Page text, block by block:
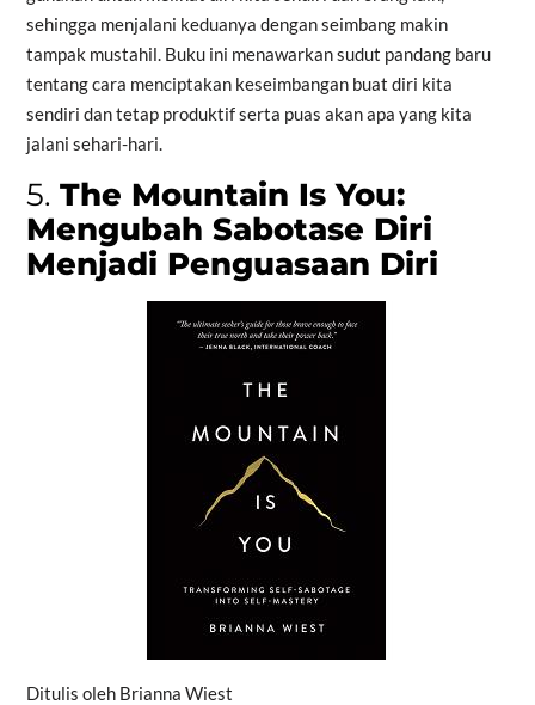
sehingga menjalani keduanya dengan seimbang makin
tampak mustahil. Buku ini menawarkan sudut pandang baru
tentang cara menciptakan keseimbangan buat diri kita
sendiri dan tetap produktif serta puas akan apa yang kita
jalani sehari-hari.
5. The Mountain Is You:
Mengubah Sabotase Diri
Menjadi Penguasaan Diri
Ditulis oleh Brianna Wiest